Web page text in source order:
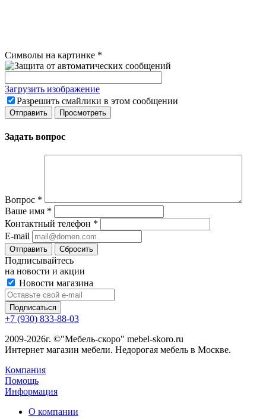
Символы на картинке *
Загрузить изображение
Разрешить смайлики в этом сообщении
Задать вопрос
Вопрос *
Ваше имя *
Контактный телефон *
E-mail
Сбросить
Подписывайтесь
на новости и акции
Новости магазина
+7 (930) 833-88-03
2009-2026г. ©"Мебель-скоро" mebel-skoro.ru
Интернет магазин мебели. Недорогая мебель в Москве.
Компания
Помощь
Информация
О компании